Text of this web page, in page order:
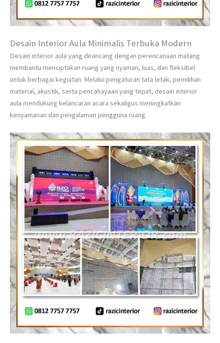
Desain Interior Aula Minimalis Terbuka Modern
Desain interior aula yang dirancang dengan perencanaan matang
membantu menciptakan ruang yang nyaman, luas, dan fleksibel
untuk berbagai kegiatan. Melalui pengaturan tata letak, pemilihan
material, akustik, serta pencahayaan yang tepat, desain interior
aula mendukung kelancaran acara sekaligus meningkatkan
kenyamanan dan pengalaman pengguna ruang.